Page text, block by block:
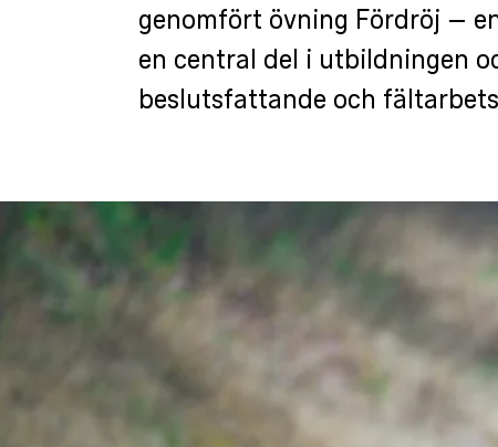
genomfört övning Fördröj –
en central del i utbildningen
beslutsfattande och